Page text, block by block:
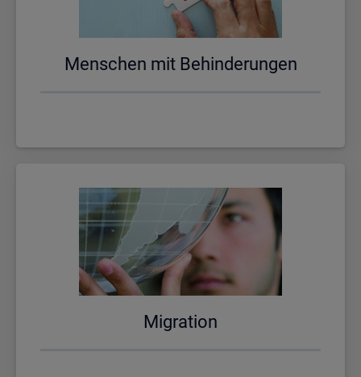
Men­schen mit Be­hin­de­run­gen
Mi­gra­ti­on